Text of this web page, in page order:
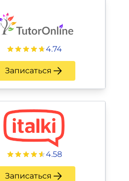
4.74
Записаться
4.58
Записаться